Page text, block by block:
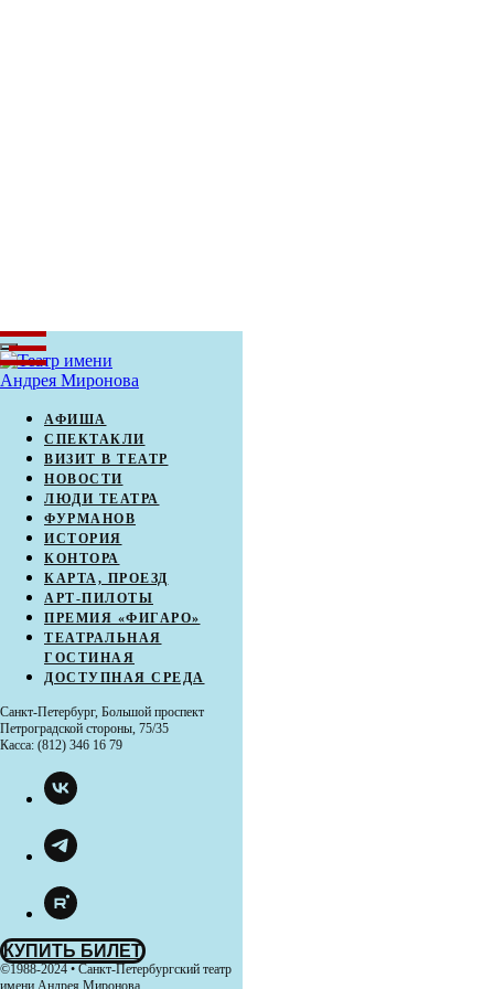
АФИША
СПЕКТАКЛИ
ВИЗИТ В ТЕАТР
НОВОСТИ
ЛЮДИ ТЕАТРА
ФУРМАНОВ
ИСТОРИЯ
КОНТОРА
КАРТА, ПРОЕЗД
АРТ-ПИЛОТЫ
ПРЕМИЯ «ФИГАРО»
ТЕАТРАЛЬНАЯ
ГОСТИНАЯ
ДОСТУПНАЯ СРЕДА
Санкт-Петербург, Большой проспект
Петроградской стороны, 75/35
Касса: (812) 346 16 79
КУПИТЬ БИЛЕТ
©1988-2024 • Санкт-Петербургский театр
имени Андрея Миронова